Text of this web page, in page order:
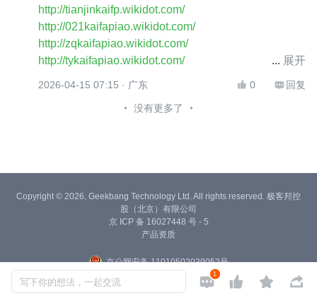
http://tianjinkaifp.wikidot.com/
http://021kaifapiao.wikidot.com/
http://zqkaifapiao.wikidot.com/
http://tykaifapiao.wikidot.com/
http://0311-kfp.wikidot.com/
http://sykaifapiao.wikidot.com/
http://0571kifp.wikidot.com/
http://0551kifp.wikidot.com/
http://0592kaifp.wikidot.com/
http://0791kifp.wikidot.com/
http://0531kifp.wikidot.com/
展开
2026-04-15 07:15 · 广东  0  回复
没有更多了
写下你的想法，一起交流 
1   
Copyright © 2026, Geekbang Technology Ltd. All rights reserved. 极客邦控
股（北京）有限公司
京 ICP 备 16027448 号 - 5
产品资质
京公网安备 11010502039052号